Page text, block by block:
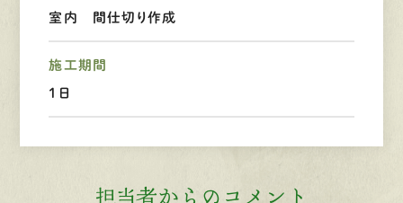
Webお問い合わせ
LINEでお手軽相談
室内 間仕切り作成
施工期間
1日
担当者からのコメント